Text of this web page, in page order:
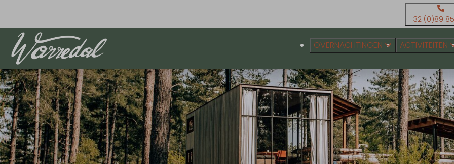
+32 (0)89
OVERNACHTINGEN ACTIVITEITEN